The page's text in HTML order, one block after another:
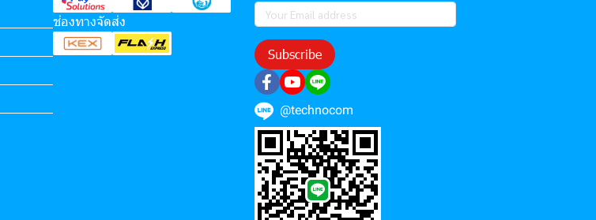
ช่องทางจัดส่ง
Subscribe
@technocom